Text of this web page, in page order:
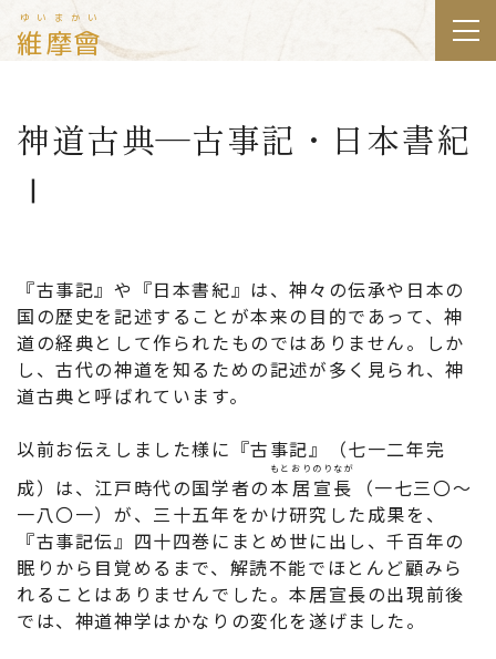
維摩會
ゆいまかい
神道古典―古事記・日本書紀
Ⅰ
『古事記』や『日本書紀』は、神々の伝承や日本の
国の歴史を記述することが本来の目的であって、神
道の経典として作られたものではありません。しか
し、古代の神道を知るための記述が多く見られ、神
道古典と呼ばれています。
以前お伝えしました様に『古事記』（七一二年完
成）は、江戸時代の国学者の本居宣長
もとおりのりなが
（一七三〇～
一八〇一）が、三十五年をかけ研究した成果を、
『古事記伝』四十四巻にまとめ世に出し、千百年の
眠りから目覚めるまで、解読不能でほとんど顧みら
れることはありませんでした。本居宣長の出現前後
では、神道神学はかなりの変化を遂げました。